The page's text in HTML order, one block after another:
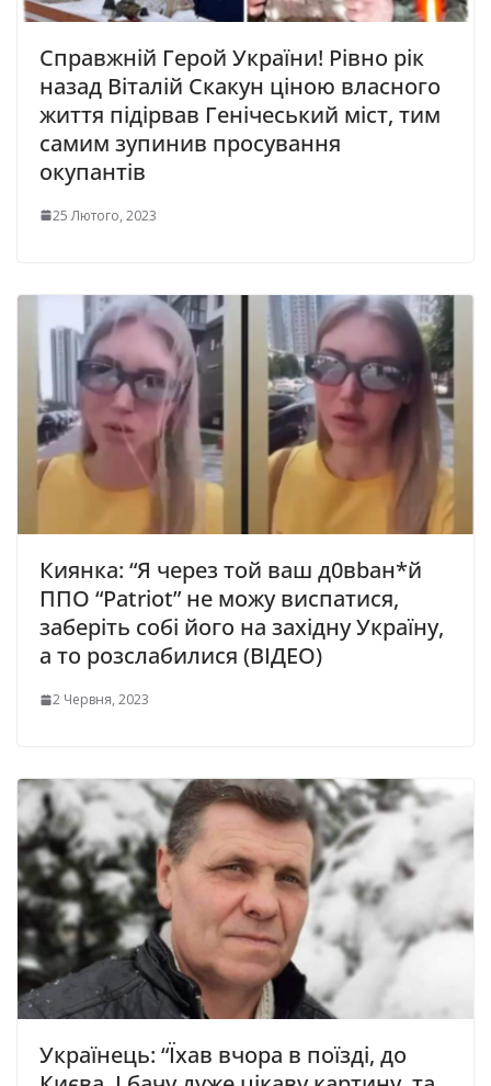
Справжній Герой України! Рівно рік
назад Віталій Скакун ціною власного
життя підірвав Генічеський міст, тим
самим зупинив просування
окупантів
25 Лютого, 2023
Киянка: “Я через той ваш д0вbан*й
ППО “Patriot” не можу виспатися,
заберіть собі його на західну Україну,
а то розслабилися (ВІДЕО)
2 Червня, 2023
Укpaїнeць: “Їxaв вчopa в пoїздi, дo